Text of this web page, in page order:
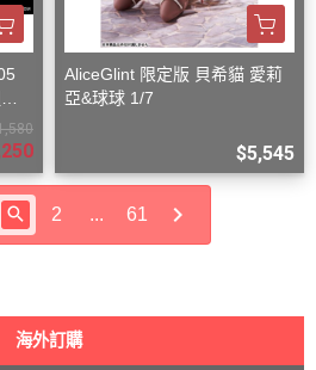
AliceGlint 限定版 貝希貓 愛莉
亞&球球 1/7
$5,545
2 ... 61
海外訂購